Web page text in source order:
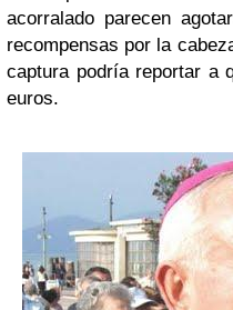
acorralado parecen
recompensas por la
captura podría reportar a
euros.